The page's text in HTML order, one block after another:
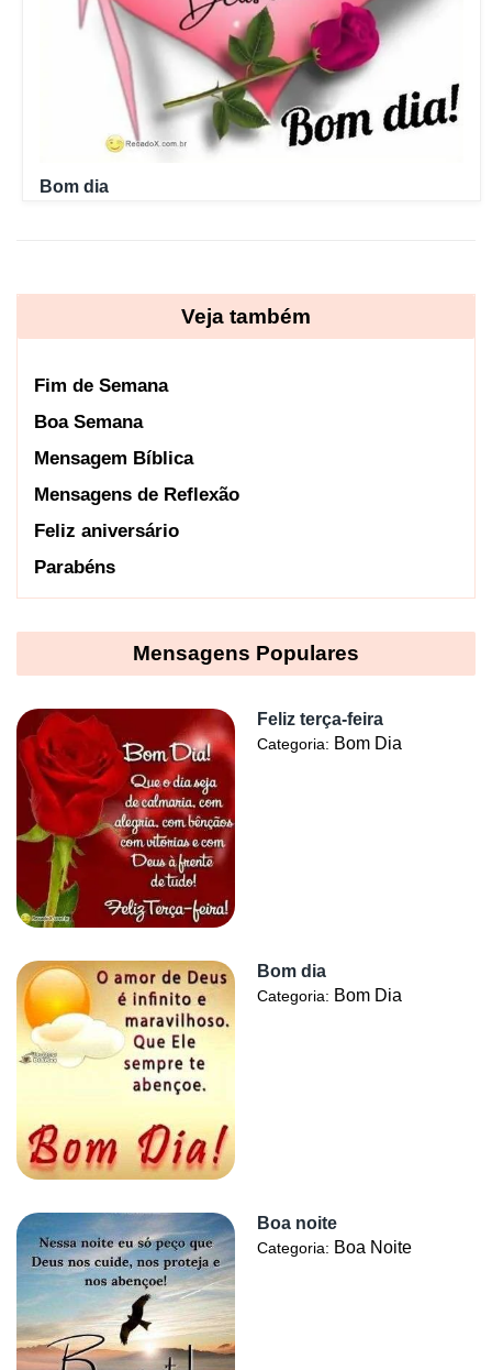
Bom dia
Veja também
Fim de Semana
Boa Semana
Mensagem Bíblica
Mensagens de Reflexão
Feliz aniversário
Parabéns
Mensagens Populares
Feliz terça-feira
Categoria: Bom Dia
Bom dia
Categoria: Bom Dia
Boa noite
Categoria: Boa Noite